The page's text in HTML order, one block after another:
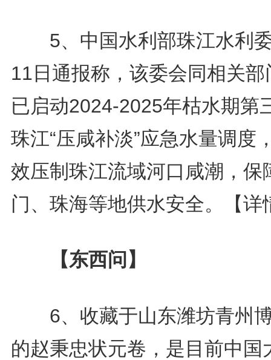
5、中国水利部珠江水利
11日通报称，该委会同相关部
已启动2024-2025年枯水期第
珠江“压咸补淡”应急水量调度
效压制珠江流域河口咸潮，保
门、珠海等地供水安全。
【
【东西问】
6、收藏于山东潍坊青州
的赵秉忠状元卷，是目前中国